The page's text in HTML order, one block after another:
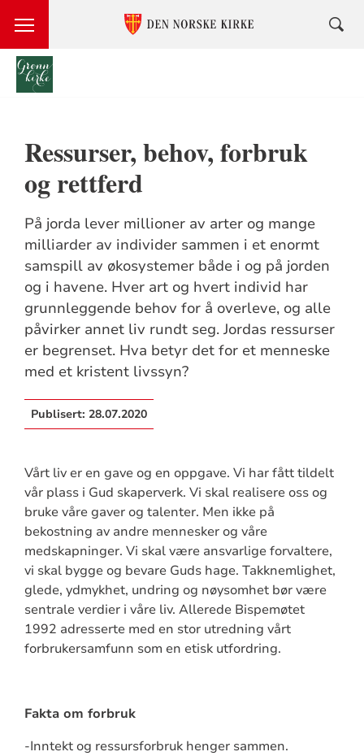
Språkvalg
Ressurser, behov, forbruk
og rettferd
På jorda lever millioner av arter og mange
milliarder av individer sammen i et enormt
samspill av økosystemer både i og på jorden
og i havene. Hver art og hvert individ har
grunnleggende behov for å overleve, og alle
påvirker annet liv rundt seg. Jordas ressurser
er begrenset. Hva betyr det for et menneske
med et kristent livssyn?
Publisert: 28.07.2020
Vårt liv er en gave og en oppgave. Vi har fått tildelt
vår plass i Gud skaperverk. Vi skal realisere oss og
bruke våre gaver og talenter. Men ikke på
bekostning av andre mennesker og våre
medskapninger. Vi skal være ansvarlige forvaltere,
vi skal bygge og bevare Guds hage. Takknemlighet,
glede, ydmykhet, undring og nøysomhet bør være
sentrale verdier i våre liv. Allerede Bispemøtet
1992 adresserte med en stor utredning vårt
forbrukersamfunn som en etisk utfordring.
Fakta om forbruk
-Inntekt og ressursforbruk henger sammen.